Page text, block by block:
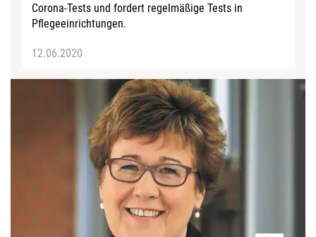
Corona-Tests und fordert regelmäßige Tests in
Pflegeeinrichtungen.
12.06.2020